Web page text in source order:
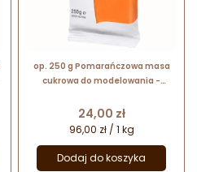
op. 250 g Pomarańczowa masa
cukrowa do modelowania -
mocna i elastyczna
Cena
24,00 zł
96,00 zł / 1 kg
Dodaj do koszyka